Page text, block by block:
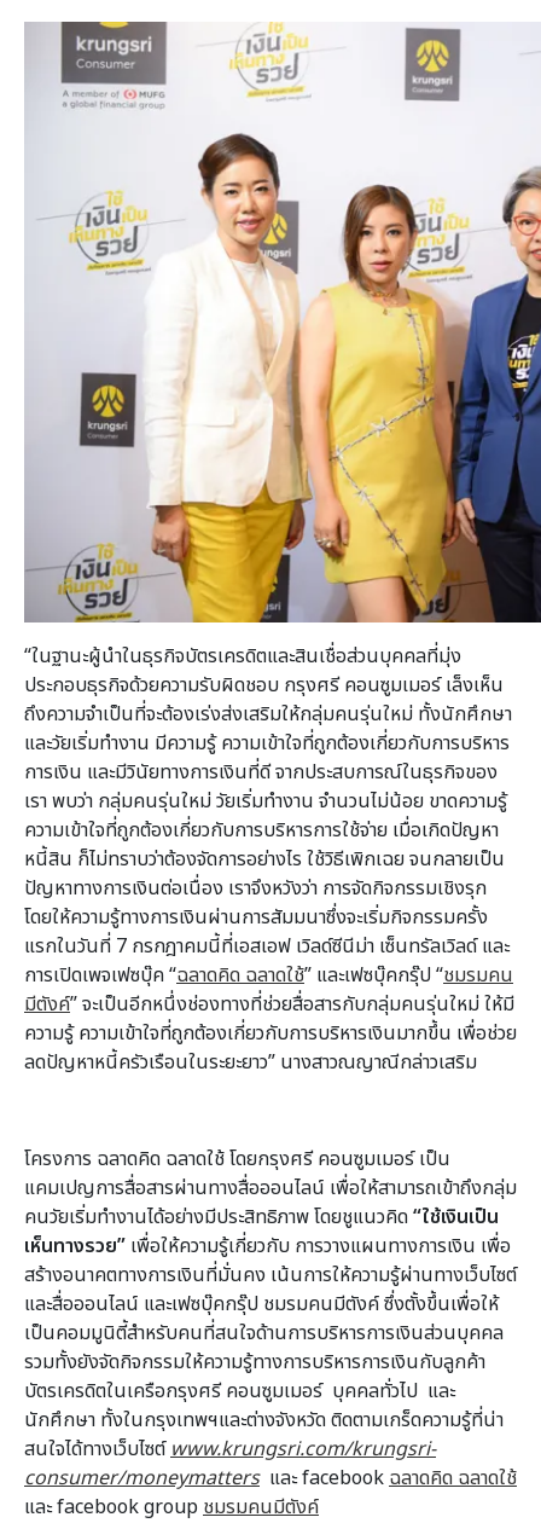
“ในฐานะผู้นำในธุรกิจบัตรเครดิตและสินเชื่อส่วนบุคคลที่มุ่ง
ประกอบธุรกิจด้วยความรับผิดชอบ กรุงศรี คอนซูมเมอร์ เล็งเห็น
ถึงความจำเป็นที่จะต้องเร่งส่งเสริมให้กลุ่มคนรุ่นใหม่ ทั้งนักศึกษา
และวัยเริ่มทำงาน มีความรู้ ความเข้าใจที่ถูกต้องเกี่ยวกับการบริหาร
การเงิน และมีวินัยทางการเงินที่ดี จากประสบการณ์ในธุรกิจของ
เรา พบว่า กลุ่มคนรุ่นใหม่ วัยเริ่มทำงาน จำนวนไม่น้อย ขาดความรู้
ความเข้าใจที่ถูกต้องเกี่ยวกับการบริหารการใช้จ่าย เมื่อเกิดปัญหา
หนี้สิน ก็ไม่ทราบว่าต้องจัดการอย่างไร ใช้วิธีเพิกเฉย จนกลายเป็น
ปัญหาทางการเงินต่อเนื่อง เราจึงหวังว่า การจัดกิจกรรมเชิงรุก
โดยให้ความรู้ทางการเงินผ่านการสัมมนาซึ่งจะเริ่มกิจกรรมครั้ง
แรกในวันที่ 7 กรกฎาคมนี้ที่เอสเอฟ เวิลด์ซีนีม่า เซ็นทรัลเวิลด์ และ
การเปิดเพจเฟซบุ๊ค “ฉลาดคิด ฉลาดใช้” และเฟซบุ๊คกรุ๊ป “ชมรมคน
มีตังค์” จะเป็นอีกหนึ่งช่องทางที่ช่วยสื่อสารกับกลุ่มคนรุ่นใหม่ ให้มี
ความรู้ ความเข้าใจที่ถูกต้องเกี่ยวกับการบริหารเงินมากขึ้น เพื่อช่วย
ลดปัญหาหนี้ครัวเรือนในระยะยาว” นางสาวณญาณีกล่าวเสริม
โครงการ ฉลาดคิด ฉลาดใช้ โดยกรุงศรี คอนซูมเมอร์ เป็น
แคมเปญการสื่อสารผ่านทางสื่อออนไลน์ เพื่อให้สามารถเข้าถึงกลุ่ม
คนวัยเริ่มทำงานได้อย่างมีประสิทธิภาพ โดยชูแนวคิด“ใช้เงินเป็น
เห็นทางรวย” เพื่อให้ความรู้เกี่ยวกับ การวางแผนทางการเงิน เพื่อ
สร้างอนาคตทางการเงินที่มั่นคง เน้นการให้ความรู้ผ่านทางเว็บไซต์
และสื่อออนไลน์ และเฟซบุ๊คกรุ๊ป ชมรมคนมีตังค์ ซึ่งตั้งขึ้นเพื่อให้
เป็นคอมมูนิตี้สำหรับคนที่สนใจด้านการบริหารการเงินส่วนบุคคล
รวมทั้งยังจัดกิจกรรมให้ความรู้ทางการบริหารการเงินกับลูกค้า
บัตรเครดิตในเครือกรุงศรี คอนซูมเมอร์ บุคคลทั่วไป และ
นักศึกษา ทั้งในกรุงเทพฯและต่างจังหวัด ติดตามเกร็ดความรู้ที่น่า
สนใจได้ทางเว็บไซต์ www.krungsri.com/krungsri-
consumer/moneymattersและ facebook ฉลาดคิด ฉลาดใช้
และ facebook group ชมรมคนมีตังค์